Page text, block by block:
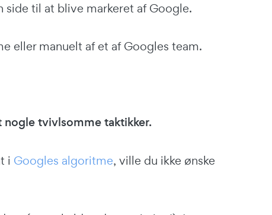
til at blive markeret af Google.
eller manuelt af et af Googles team.
nogle tvivlsomme taktikker.
i Googles algoritme, ville du ikke ønske